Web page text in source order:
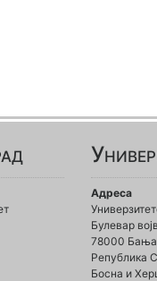
Адреса
Булевар
78000
Република
Босна и